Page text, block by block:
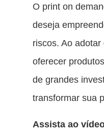
O print on
deseja
riscos. Ao
oferecer
de grandes
transformar sua
Assista ao